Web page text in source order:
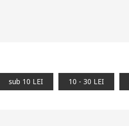
sub 10 LEI 10 - 30 LEI